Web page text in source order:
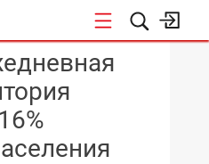
КОНФЕРЕНЦИИ